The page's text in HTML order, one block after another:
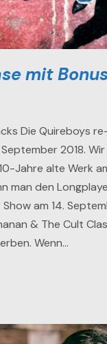
mit
Die Quireboys
2018.
Jahre alte Werk
man den
am 14.
& The Cult
Wenn…